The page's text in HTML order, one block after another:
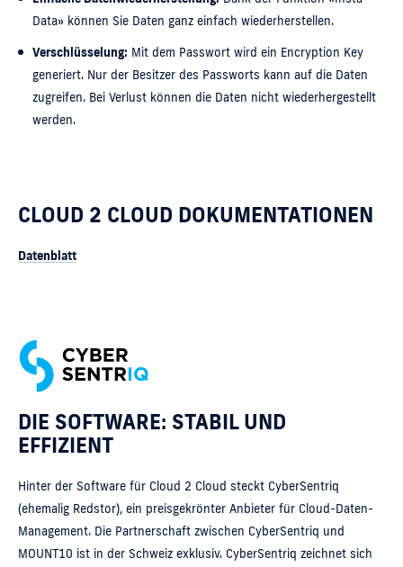
Data» können Sie Daten ganz einfach wiederherstellen.
Verschlüsselung: Mit dem Passwort wird ein Encryption Key
generiert. Nur der Besitzer des Passworts kann auf die Daten
zugreifen. Bei Verlust können die Daten nicht wiederhergestellt
werden.
CLOUD 2 CLOUD DOKUMENTATIONEN
Datenblatt
DIE SOFTWARE: STABIL UND
EFFIZIENT
Hinter der Software für Cloud 2 Cloud steckt CyberSentriq
(ehemalig Redstor), ein preisgekrönter Anbieter für Cloud-Daten-
Management. Die Partnerschaft zwischen CyberSentriq und
MOUNT10 ist in der Schweiz exklusiv. CyberSentriq zeichnet sich